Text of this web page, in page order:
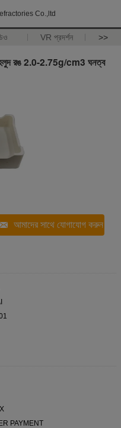
Co.,ltd
VR প্রদর্শন >>
বা হলুদ রঙ 2.0-2.75g/cm3 ঘনত্ব
আমাদের সাথে যোগাযোগ করুন
PAYMENT